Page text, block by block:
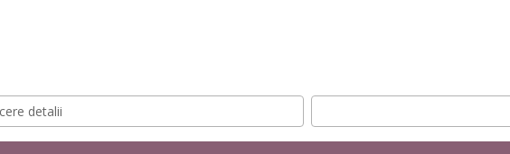
cere detalii